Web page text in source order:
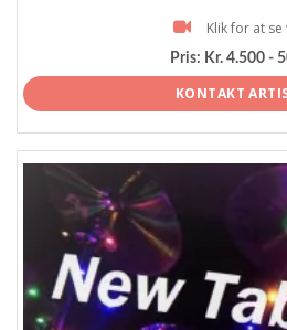
Klik for at se
Pris: Kr. 4.500 -
KONTAKT